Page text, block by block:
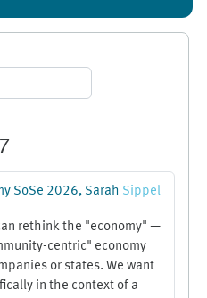
SoSe 2026, Sarah Sippel
rethink the "economy" —
centric" economy
or states. We want
in the context of a